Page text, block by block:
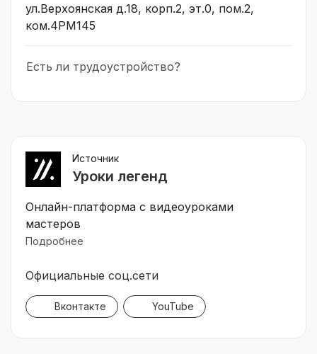
ул.Верхоянская д.18, корп.2, эт.0, пом.2,
ком.4РМ145
Есть ли трудоустройство?
Источник
Уроки легенд
Онлайн-платформа с видеоуроками
мастеров
Подробнее
Официальные соц.сети
Вконтакте YouTube